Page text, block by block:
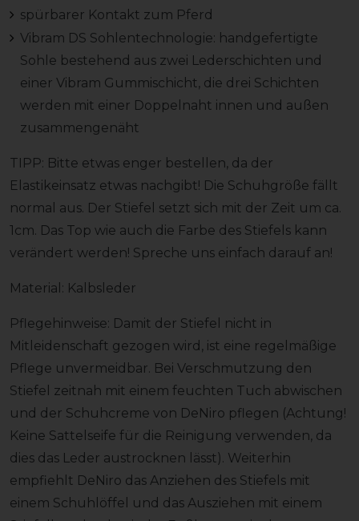
spürbarer Kontakt zum Pferd
Vibram DS Sohlentechnologie: handgefertigte
Sohle bestehend aus zwei Lederschichten und
einer Vibram Gummischicht, die drei Schichten
werden mit einer Doppelnaht innen und außen
zusammengenäht
TIPP: Bitte etwas enger bestellen, da der
Elastikeinsatz etwas nachgibt! Die Schuhgröße fällt
normal aus. Der Stiefel setzt sich mit der Zeit um ca.
1cm. Das Top wie auch die Farbe des Stiefels kann
verändert werden! Spreche uns einfach darauf an!
Material: Kalbsleder
Pflegehinweise: Damit der Stiefel nicht in
Mitleidenschaft gezogen wird, ist eine regelmäßige
Pflege unvermeidbar. Bei Verschmutzung den
Stiefel zeitnah mit einem feuchten Tuch abwischen
und der Schuhcreme von DeNiro pflegen (Achtung!
Keine Sattelseife für die Reinigung verwenden, da
dies das Leder austrocknen lässt). Weiterhin
empfiehlt DeNiro das Anziehen des Stiefels mit
einem Schuhlöffel und das Ausziehen mit einem